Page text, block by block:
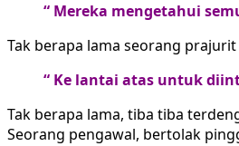
“ Mereka mengetahui
Tak berapa lama seorang
“ Ke lantai atas untuk
Tak berapa lama, tiba tiba
Seorang pengawal, bertolak